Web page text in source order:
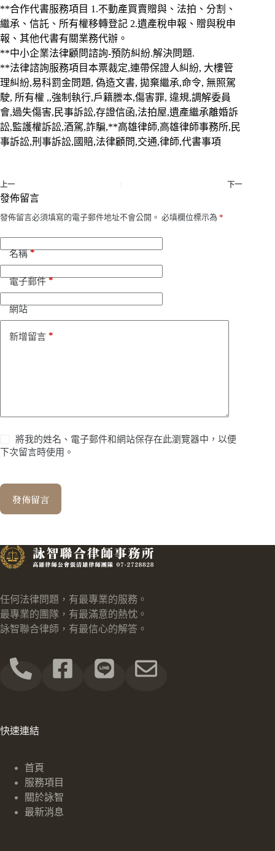
**合作代書服務項目 1.不動產買賣贈與、法拍、分割、
繼承、信託、所有權移轉登記 2.遺產稅申報、贈與稅申
報、其他代書有關業務代辦。
**中小企業法律顧問諮詢-預防糾紛.解決問題.
**法律諮詢服務項目本票裁定,連帶保證人糾紛, 大樓管
理糾紛,易科罰金問題, 偽造文書, 拋棄繼承,命令, 無照駕
駛, 所有權 ,,強制執行,戶籍謄本,傷害罪, 違規,調解委員
會,過失傷害,民事訴訟,存證信函,法拍屋,遺產繼承離婚訴
訟,監護權訴訟,酒駕,詐騙,**高雄律師,高雄律師事務所,民
事訴訟,刑事訴訟,國賠,法律顧問,交通,律師,代書事項
上一 下一
發佈留言
發佈留言必須填寫的電子郵件地址不會公開。 必填欄位標示為 *
名稱*
電子郵件*
網站
新增留言 *
將我的姓名、電子郵件和網站保存在此瀏覽器中，以便
下次留言時使用。
發佈留言
任何法律問題，有最專業的服務。
最專業的團隊，有最滿意的熱忱。
詠智聯合律師，有最信心的解答。
快速連結
首頁
服務項目
關於詠智
最新消息